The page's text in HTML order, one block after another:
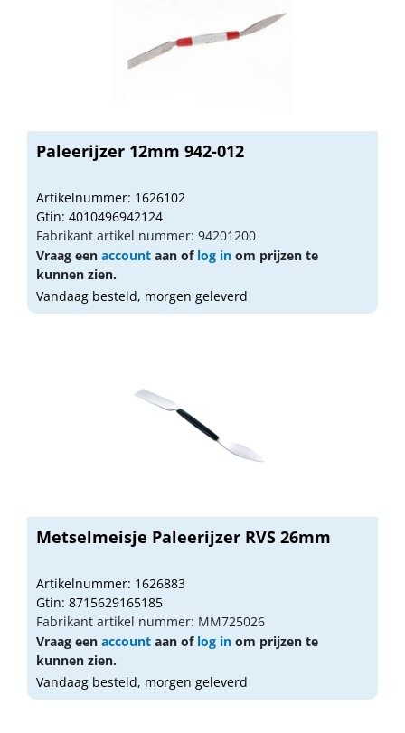
Paleerijzer 12mm 942-012
Artikelnummer: 1626102
Gtin: 4010496942124
Fabrikant artikel nummer: 94201200
Vraag een account aan of log in om prijzen te
kunnen zien.
Vandaag besteld, morgen geleverd
Metselmeisje Paleerijzer RVS 26mm
Artikelnummer: 1626883
Gtin: 8715629165185
Fabrikant artikel nummer: MM725026
Vraag een account aan of log in om prijzen te
kunnen zien.
Vandaag besteld, morgen geleverd